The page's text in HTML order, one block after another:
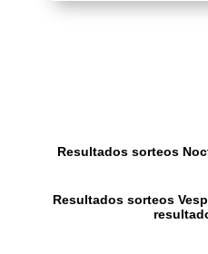
Resultados sorteos
Resultados sorteos